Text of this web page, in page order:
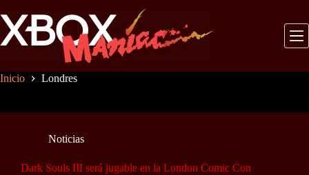
al
contenido
Inicio Londres
Noticias
Dark Souls III será jugable en la London Comic Con